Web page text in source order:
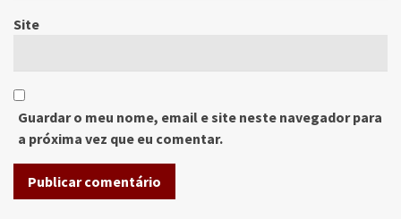
Site
Guardar o meu nome, email e site neste navegador para
a próxima vez que eu comentar.